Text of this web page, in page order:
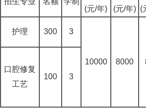
(元/年)
(元/年) (
护理 300 3
10000 8000
口腔修复
工艺
100 3